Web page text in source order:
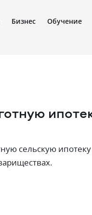
Бизнес Обучение
сельскую